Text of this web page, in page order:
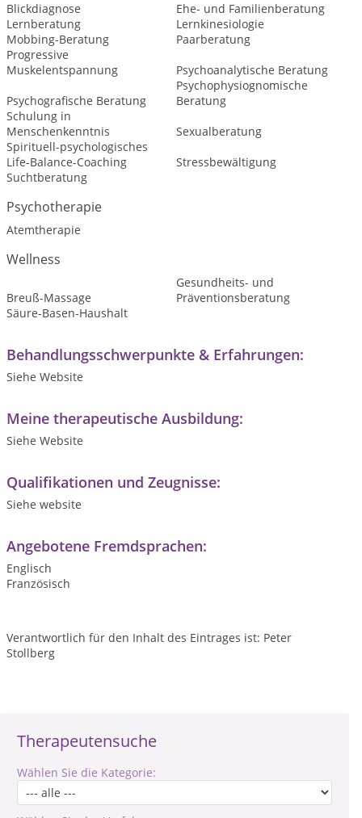
Therapeutensuche
Wählen Sie die Kategorie:
Blickdiagnose
Ehe- und Familienberatung
Lernberatung
Lernkinesiologie
Mobbing-Beratung
Paarberatung
Progressive
Muskelentspannung
Psychoanalytische Beratung
Psychografische Beratung
Psychophysiognomische
Beratung
Schulung in
Menschenkenntnis
Sexualberatung
Spirituell-psychologisches
Life-Balance-Coaching
Stressbewältigung
Suchtberatung
Psychotherapie
Atemtherapie
Wellness
Breuß-Massage
Gesundheits- und
Präventionsberatung
Säure-Basen-Haushalt
Behandlungsschwerpunkte & Erfahrungen:
Siehe Website
Meine therapeutische Ausbildung:
Siehe Website
Qualifikationen und Zeugnisse:
Siehe website
Angebotene Fremdsprachen:
Englisch
Französisch
Verantwortlich für den Inhalt des Eintrages ist: Peter
Stollberg